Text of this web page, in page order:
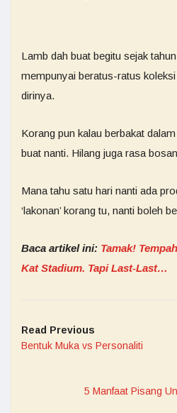
Lamb dah buat begitu sejak
mempunyai beratus-ratus
dirinya.
Korang pun kalau berbakat
buat nanti. Hilang juga rasa
Mana tahu satu hari nanti ada
‘lakonan’ korang tu, nanti boleh
Baca artikel ini: Tamak!
Kat Stadium. Tapi Last-Last…
Read Previous
Bentuk Muka vs Personaliti
5 Manfaat Pisang